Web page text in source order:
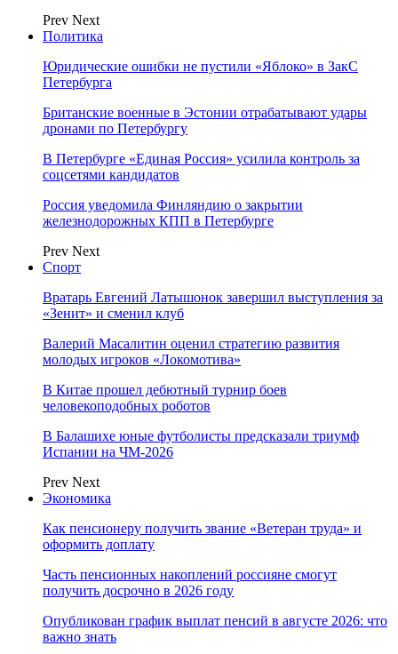
Prev Next
Политика
Юридические ошибки не пустили «Яблоко» в ЗакС
Петербурга
Британские военные в Эстонии отрабатывают удары
дронами по Петербургу
В Петербурге «Единая Россия» усилила контроль за
соцсетями кандидатов
Россия уведомила Финляндию о закрытии
железнодорожных КПП в Петербурге
Prev Next
Спорт
Вратарь Евгений Латышонок завершил выступления за
«Зенит» и сменил клуб
Валерий Масалитин оценил стратегию развития
молодых игроков «Локомотива»
В Китае прошел дебютный турнир боев
человекоподобных роботов
В Балашихе юные футболисты предсказали триумф
Испании на ЧМ-2026
Prev Next
Экономика
Как пенсионеру получить звание «Ветеран труда» и
оформить доплату
Часть пенсионных накоплений россияне смогут
получить досрочно в 2026 году
Опубликован график выплат пенсий в августе 2026: что
важно знать